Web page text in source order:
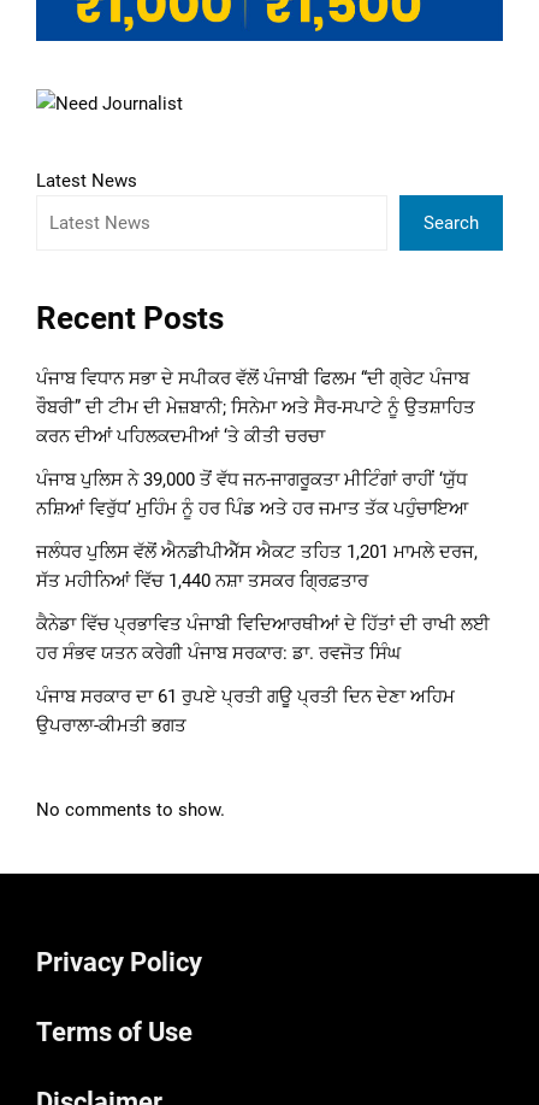
Latest News
Search
Recent Posts
ਪੰਜਾਬ ਵਿਧਾਨ ਸਭਾ ਦੇ ਸਪੀਕਰ ਵੱਲੋਂ ਪੰਜਾਬੀ ਫਿਲਮ “ਦੀ ਗ੍ਰੇਟ ਪੰਜਾਬ
ਰੌਬਰੀ” ਦੀ ਟੀਮ ਦੀ ਮੇਜ਼ਬਾਨੀ; ਸਿਨੇਮਾ ਅਤੇ ਸੈਰ-ਸਪਾਟੇ ਨੂੰ ਉਤਸ਼ਾਹਿਤ
ਕਰਨ ਦੀਆਂ ਪਹਿਲਕਦਮੀਆਂ ‘ਤੇ ਕੀਤੀ ਚਰਚਾ
ਪੰਜਾਬ ਪੁਲਿਸ ਨੇ 39,000 ਤੋਂ ਵੱਧ ਜਨ-ਜਾਗਰੂਕਤਾ ਮੀਟਿੰਗਾਂ ਰਾਹੀਂ ‘ਯੁੱਧ
ਨਸ਼ਿਆਂ ਵਿਰੁੱਧ’ ਮੁਹਿੰਮ ਨੂੰ ਹਰ ਪਿੰਡ ਅਤੇ ਹਰ ਜਮਾਤ ਤੱਕ ਪਹੁੰਚਾਇਆ
ਜਲੰਧਰ ਪੁਲਿਸ ਵੱਲੋਂ ਐਨਡੀਪੀਐੱਸ ਐਕਟ ਤਹਿਤ 1,201 ਮਾਮਲੇ ਦਰਜ,
ਸੱਤ ਮਹੀਨਿਆਂ ਵਿੱਚ 1,440 ਨਸ਼ਾ ਤਸਕਰ ਗ੍ਰਿਫ਼ਤਾਰ
ਕੈਨੇਡਾ ਵਿੱਚ ਪ੍ਰਭਾਵਿਤ ਪੰਜਾਬੀ ਵਿਦਿਆਰਥੀਆਂ ਦੇ ਹਿੱਤਾਂ ਦੀ ਰਾਖੀ ਲਈ
ਹਰ ਸੰਭਵ ਯਤਨ ਕਰੇਗੀ ਪੰਜਾਬ ਸਰਕਾਰ: ਡਾ. ਰਵਜੋਤ ਸਿੰਘ
ਪੰਜਾਬ ਸਰਕਾਰ ਦਾ 61 ਰੁਪਏ ਪ੍ਰਤੀ ਗਊ ਪ੍ਰਤੀ ਦਿਨ ਦੇਣਾ ਅਹਿਮ
ਉਪਰਾਲਾ-ਕੀਮਤੀ ਭਗਤ
No comments to show.
Privacy Policy
Terms of Use